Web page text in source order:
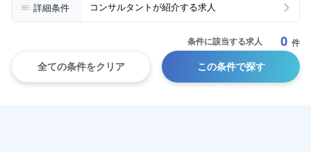
詳細条件 コンサルタントが紹介する求人
条件に該当する求人 0 件
全ての条件をクリア この条件で探す